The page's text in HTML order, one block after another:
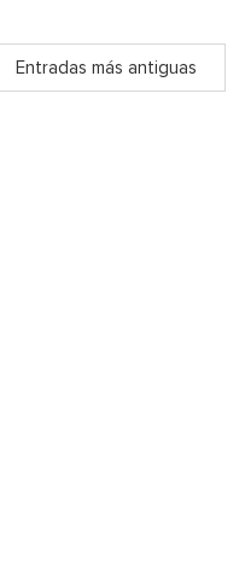
Entradas más antiguas